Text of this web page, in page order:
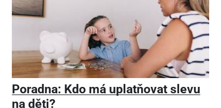
Poradna: Kdo má uplatňovat slevu
na děti?